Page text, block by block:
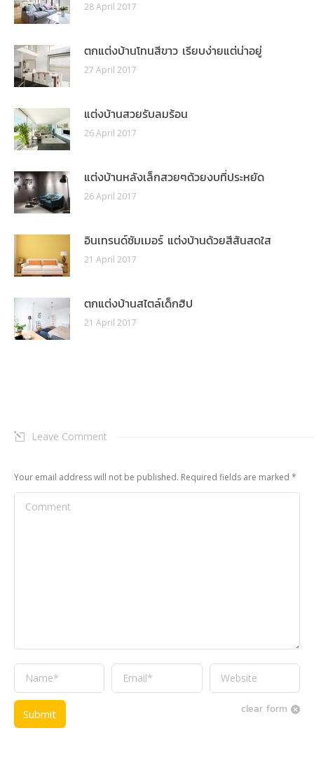
28 April 2017
ตกแต่งบ้านโทนสีขาว เรียบง่ายแต่น่าอยู่
27 April 2017
แต่งบ้านสวยรับลมร้อน
26 April 2017
แต่งบ้านหลังเล็กสวยๆด้วยงบที่ประหยัด
26 April 2017
อินเทรนด์ซัมเมอร์ แต่งบ้านด้วยสีสันสดใส
21 April 2017
ตกแต่งบ้านสไตล์เด็กฮิป
21 April 2017
Leave Comment
Your email address will not be published. Required fields are marked *
Comment
Name * Email * Website
clear form
Submit